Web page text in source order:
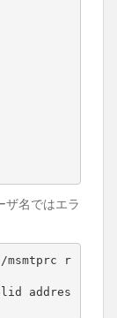
ザ名ではエラ
r
addres